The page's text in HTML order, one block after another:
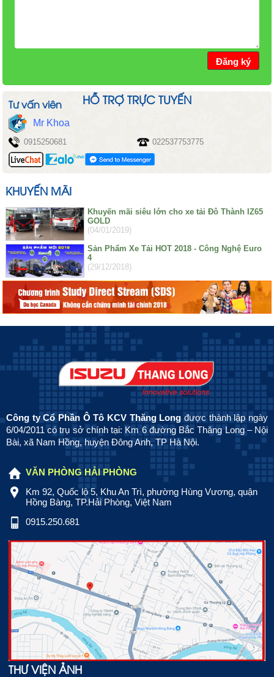
HỖ TRỢ TRỰC TUYẾN
Tư vấn viên
Mr Khoa
0915250681 022537753775
KHUYẾN MÃI
Khuyến mãi siêu lớn cho xe tải Đô Thành IZ65
GOLD
(04/01/2019)
Sản Phẩm Xe Tải HOT 2018 - Công Nghệ Euro
4
(29/12/2018)
Công ty Cổ Phần Ô Tô KCV Thăng Long được thành lập ngày
6/04/2011 có trụ sở chính tại: Km 6 đường Bắc Thăng Long – Nội
Bài, xã Nam Hồng, huyện Đông Anh, TP Hà Nội.
VĂN PHÒNG HẢI PHÒNG
Km 92, Quốc lộ 5, Khu An Trì, phường Hùng Vương, quận
Hồng Bàng, TP.Hải Phòng, Việt Nam
0915.250.681
THƯ VIỆN ẢNH